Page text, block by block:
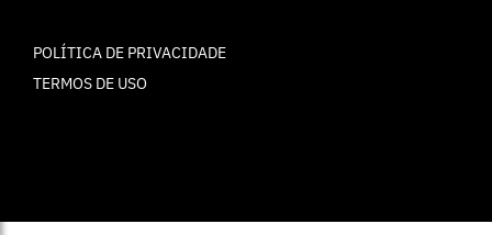
POLÍTICA DE PRIVACIDADE
TERMOS DE USO